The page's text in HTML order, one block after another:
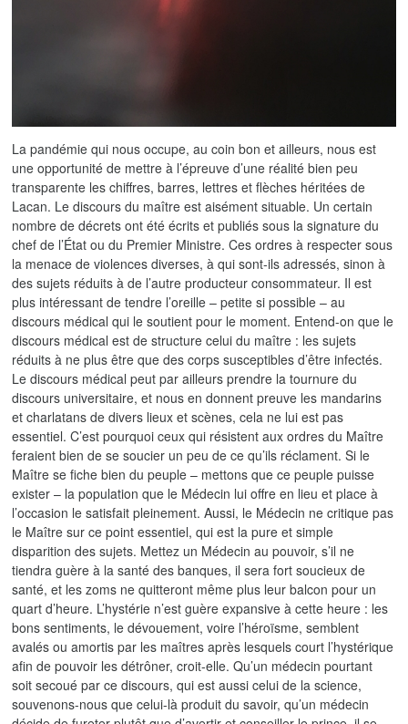
La pandémie qui nous occupe, au coin bon et ailleurs, nous est
une opportunité de mettre à l’épreuve d’une réalité bien peu
transparente les chiffres, barres, lettres et flèches héritées de
Lacan. Le discours du maître est aisément situable. Un certain
nombre de décrets ont été écrits et publiés sous la signature du
chef de l’État ou du Premier Ministre. Ces ordres à respecter sous
la menace de violences diverses, à qui sont-ils adressés, sinon à
des sujets réduits à de l’autre producteur consommateur. Il est
plus intéressant de tendre l’oreille – petite si possible – au
discours médical qui le soutient pour le moment. Entend-on que le
discours médical est de structure celui du maître : les sujets
réduits à ne plus être que des corps susceptibles d’être infectés.
Le discours médical peut par ailleurs prendre la tournure du
discours universitaire, et nous en donnent preuve les mandarins
et charlatans de divers lieux et scènes, cela ne lui est pas
essentiel. C’est pourquoi ceux qui résistent aux ordres du Maître
feraient bien de se soucier un peu de ce qu’ils réclament. Si le
Maître se fiche bien du peuple – mettons que ce peuple puisse
exister – la population que le Médecin lui offre en lieu et place à
l’occasion le satisfait pleinement. Aussi, le Médecin ne critique pas
le Maître sur ce point essentiel, qui est la pure et simple
disparition des sujets. Mettez un Médecin au pouvoir, s’il ne
tiendra guère à la santé des banques, il sera fort soucieux de
santé, et les zoms ne quitteront même plus leur balcon pour un
quart d’heure. L’hystérie n’est guère expansive à cette heure : les
bons sentiments, le dévouement, voire l’héroïsme, semblent
avalés ou amortis par les maîtres après lesquels court l’hystérique
afin de pouvoir les détrôner, croit-elle. Qu’un médecin pourtant
soit secoué par ce discours, qui est aussi celui de la science,
souvenons-nous que celui-là produit du savoir, qu’un médecin